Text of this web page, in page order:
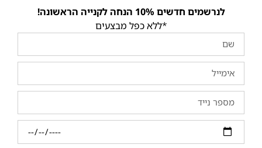
לנרשמים חדשים 10% הנחה לקנייה הראשונה!
*ללא כפל מבצעים